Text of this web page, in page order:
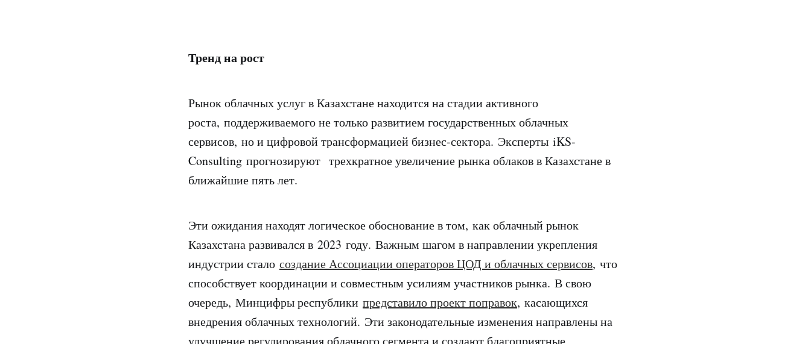
Тренд на рост
Рынок облачных услуг в Казахстане находится на стадии активного
роста, поддерживаемого не только развитием государственных облачных
сервисов, но и цифровой трансформацией бизнес-сектора. Эксперты iKS-
Consulting прогнозируют трехкратное увеличение рынка облаков в Казахстане в
ближайшие пять лет.
Эти ожидания находят логическое обоснование в том, как облачный рынок
Казахстана развивался в 2023 году. Важным шагом в направлении укрепления
индустрии стало создание Ассоциации операторов ЦОД и облачных сервисов, что
способствует координации и совместным усилиям участников рынка. В свою
очередь, Минцифры республики представило проект поправок, касающихся
внедрения облачных технологий. Эти законодательные изменения направлены на